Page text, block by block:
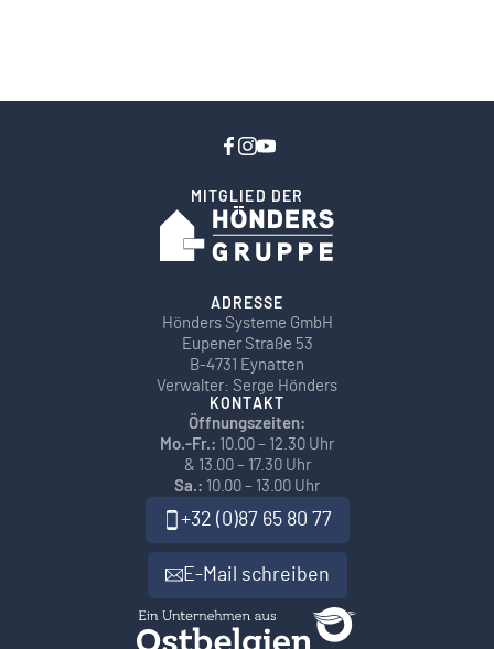
MITGLIED DER
ADRESSE
Hönders Systeme GmbH
Eupener Straße 53
B-4731 Eynatten
Verwalter: Serge Hönders
KONTAKT
Öffnungszeiten:
Mo.-Fr.: 10.00 – 12.30 Uhr
& 13.00 – 17.30 Uhr
Sa.: 10.00 – 13.00 Uhr
+32 (0)87 65 80 77
E-Mail schreiben